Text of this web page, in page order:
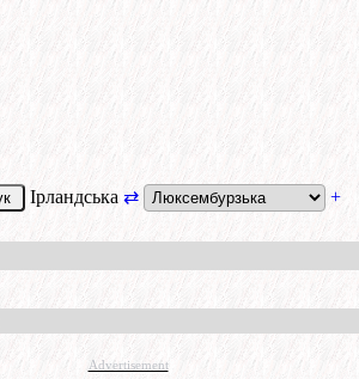
Ірландська ⇄ +
Advertisement